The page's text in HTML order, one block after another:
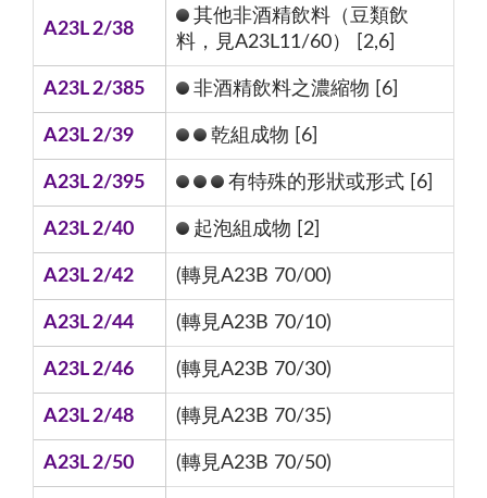
A23L 2/38
其他非酒精飲料（豆類飲
料，見A23L11/60） [2,6]
A23L 2/385 非酒精飲料之濃縮物 [6]
A23L 2/39 乾組成物 [6]
A23L 2/395 有特殊的形狀或形式 [6]
A23L 2/40 起泡組成物 [2]
A23L 2/42 (轉見A23B 70/00)
A23L 2/44 (轉見A23B 70/10)
A23L 2/46 (轉見A23B 70/30)
A23L 2/48 (轉見A23B 70/35)
A23L 2/50 (轉見A23B 70/50)